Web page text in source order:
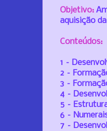
Objetivo: A
aquisição
Conteúdos:
1 –
2 –
3 –
4 –
5 –
6 –
7 –